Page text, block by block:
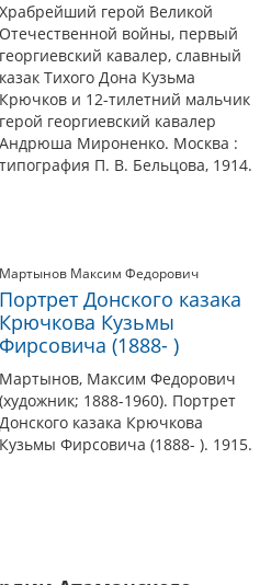
Храбрейший герой Великой
Отечественной войны, первый
георгиевский кавалер, славный
казак Тихого Дона Кузьма
Крючков и 12-тилетний мальчик
герой георгиевский кавалер
Андрюша Мироненко. Москва :
типография П. В. Бельцова, 1914.
Мартынов Максим Федорович
Портрет Донского казака
Крючкова Кузьмы
Фирсовича (1888- )
Мартынов, Максим Федорович
(художник; 1888-1960). Портрет
Донского казака Крючкова
Кузьмы Фирсовича (1888- ). 1915.